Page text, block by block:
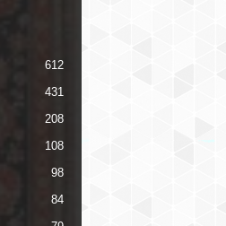
612
431
208
108
98
84